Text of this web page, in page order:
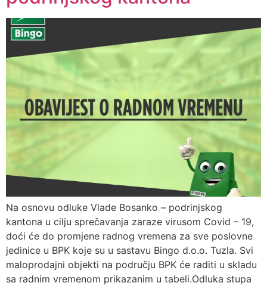
Na osnovu odluke Vlade Bosanko – podrinjskog
kantona u cilju sprečavanja zaraze virusom Covid – 19,
doći će do promjene radnog vremena za sve poslovne
jedinice u BPK koje su u sastavu Bingo d.o.o. Tuzla. Svi
maloprodajni objekti na području BPK će raditi u skladu
sa radnim vremenom prikazanim u tabeli.Odluka stupa